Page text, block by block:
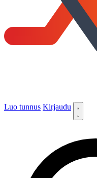
Luo tunnus Kirjaudu